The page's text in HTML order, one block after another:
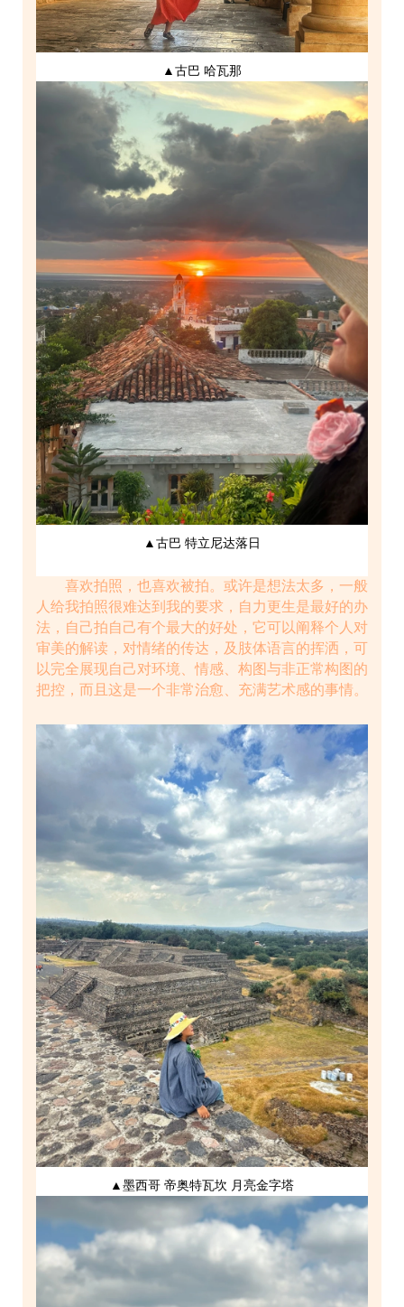
▲古巴 哈瓦那
▲古巴 特立尼达落日
喜欢拍照，也喜欢被拍。或许是想法太多，一般
人给我拍照很难达到我的要求，自力更生是最好的办
法，自己拍自己有个最大的好处，它可以阐释个人对
审美的解读，对情绪的传达，及肢体语言的挥洒，可
以完全展现自己对环境、情感、构图与非正常构图的
把控，而且这是一个非常治愈、充满艺术感的事情。
▲墨西哥 帝奥特瓦坎 月亮金字塔